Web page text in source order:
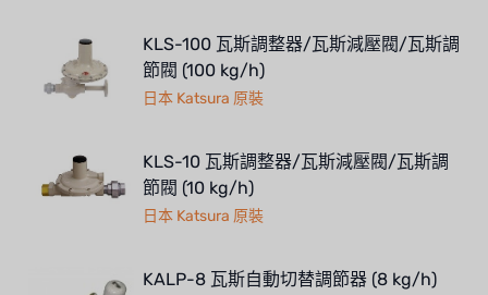
KLS-100 瓦斯調整器/瓦斯減壓閥/瓦斯調
節閥 (100 kg/h)
日本 Katsura 原裝
KLS-10 瓦斯調整器/瓦斯減壓閥/瓦斯調
節閥 (10 kg/h)
日本 Katsura 原裝
KALP-8 瓦斯自動切替調節器 (8 kg/h)